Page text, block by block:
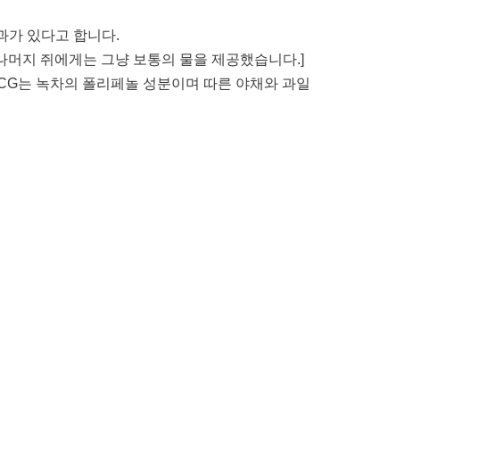
가 있다고 합니다.
지 쥐에게는 그냥 보통의 물을 제공했습니다.]
는 녹차의 폴리페놀 성분이며 따른 야채와 과일